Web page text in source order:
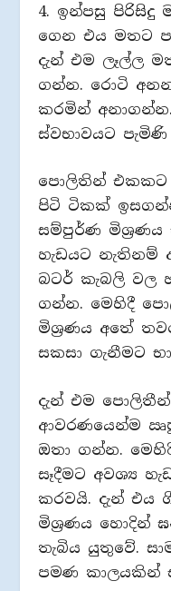
4. ඉන්පසු
ගෙන එය මතට
දැන් එම ලෑල්ල
ගන්න. රොටි
කරමින්
ස්වභාවයට
පොලිතින්
පිටි ටිකක්
සම්පුර්ණ මිශ්‍රණය
හැඩයට නැතිනම්
බටර් කැබලි වල
ගන්න. මෙහිදී
මිශ්‍රණය අතේ
සකසා ගැනීමට
දැන් එම පොලිතීන්
ආවරණයෙන්ම
ඔතා ගන්න.
සෑදීමට අවශ්‍ය
කරවයි. දැන්
මිශ්‍රණය හොදින්
තැබිය යුතුවේ.
පමණ කාලයකින්